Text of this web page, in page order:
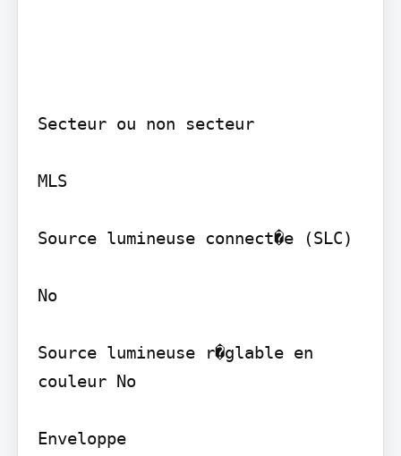
Secteur ou non secteur
MLS
Source lumineuse connect�e (SLC)
No
Source lumineuse r�glable en
couleur No
Enveloppe